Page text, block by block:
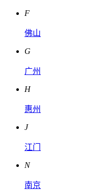
F
佛山
G
广州
H
惠州
J
江门
N
南京